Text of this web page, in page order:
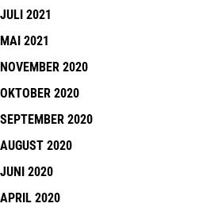
JULI 2021
MAI 2021
NOVEMBER 2020
OKTOBER 2020
SEPTEMBER 2020
AUGUST 2020
JUNI 2020
APRIL 2020